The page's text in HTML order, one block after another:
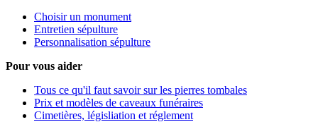
Choisir un monument
Entretien sépulture
Personnalisation sépulture
Pour vous aider
Tous ce qu'il faut savoir sur les pierres tombales
Prix et modèles de caveaux funéraires
Cimetières, législiation et réglement